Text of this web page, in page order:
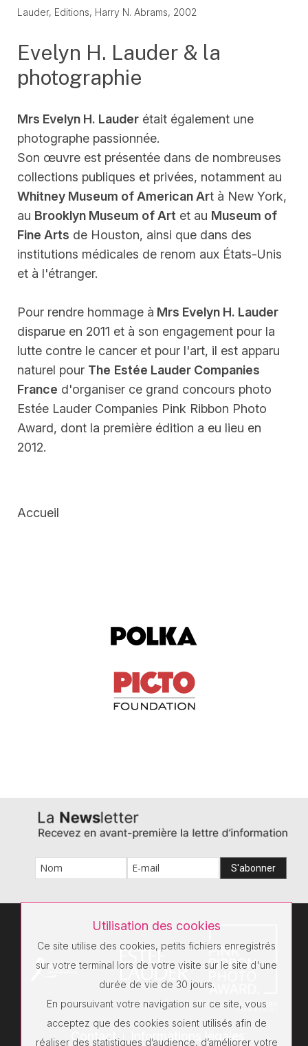
Lauder, Editions, Harry N. Abrams, 2002
Evelyn H. Lauder & la
photographie
Mrs Evelyn H. Lauder était également une
photographe passionnée.
Son œuvre est présentée dans de nombreuses
collections publiques et privées, notamment au
Whitney Museum of American Art à New York,
au Brooklyn Museum of Art et au Museum of
Fine Arts de Houston, ainsi que dans des
institutions médicales de renom aux États-Unis
et à l'étranger.
Pour rendre hommage à Mrs Evelyn H. Lauder
disparue en 2011 et à son engagement pour la
lutte contre le cancer et pour l'art, il est apparu
naturel pour The Estée Lauder Companies
France d'organiser ce grand concours photo
Estée Lauder Companies Pink Ribbon Photo
Award, dont la première édition a eu lieu en
2012.
Accueil
Contact Informations légales
Utilisation des cookies
Ce site utilise des cookies, petits fichiers enregistrés
sur votre terminal lors de votre visite sur le site d'une
durée de vie de 30 jours.
En poursuivant votre navigation sur ce site, vous
acceptez que des cookies soient utilisés afin de
réaliser des statistiques d’audience, d’améliorer votre